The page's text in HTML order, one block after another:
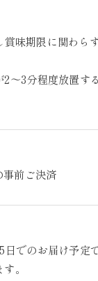
味期限に関わら
～3分程度放置す
前ご決済
でのお届け予定
。